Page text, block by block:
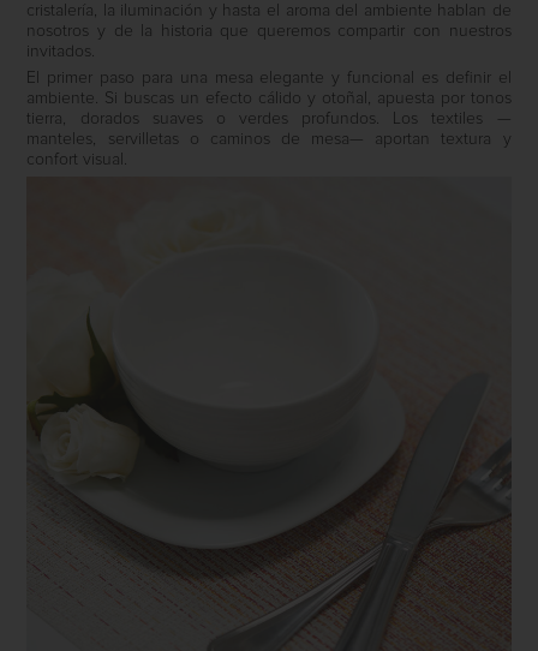
cristalería, la iluminación y hasta el aroma del ambiente hablan de
nosotros y de la historia que queremos compartir con nuestros
invitados.
El primer paso para una mesa elegante y funcional es definir el
ambiente. Si buscas un efecto cálido y otoñal, apuesta por tonos
tierra, dorados suaves o verdes profundos. Los textiles —
manteles, servilletas o caminos de mesa— aportan textura y
confort visual.